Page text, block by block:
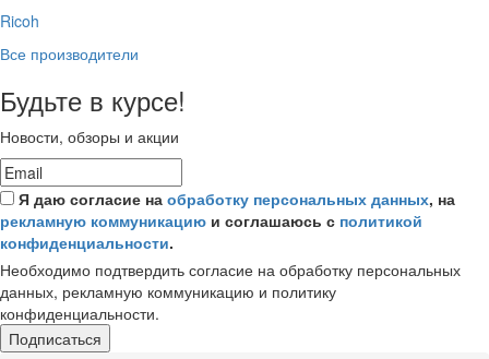
Ricoh
Все производители
Будьте в курсе!
Новости, обзоры и акции
Я даю согласие на обработку персональных данных, на
рекламную коммуникацию и соглашаюсь с политикой
конфиденциальности.
Необходимо подтвердить согласие на обработку персональных
данных, рекламную коммуникацию и политику
конфиденциальности.
Подписаться